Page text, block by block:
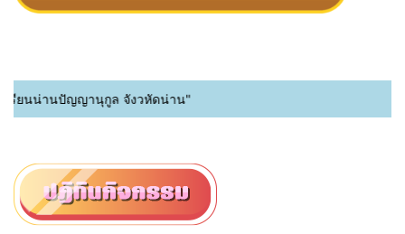
นน่านปัญญานุกูล จังวหัดน่าน"